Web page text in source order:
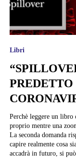
Libri
Perchè leggere un libro
proprio mentre una
La seconda domanda
capire realmente cosa
accadrà in futuro, si